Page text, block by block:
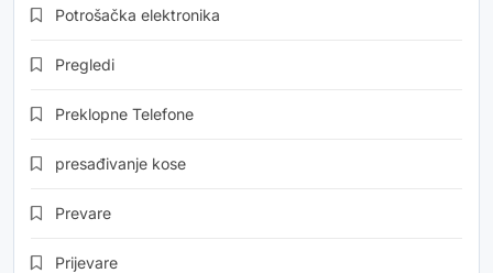
Potrošačka elektronika
Pregledi
Preklopne Telefone
presađivanje kose
Prevare
Prijevare